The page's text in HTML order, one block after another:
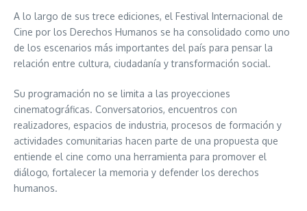
A lo largo de sus trece ediciones, el Festival Internacional de
Cine por los Derechos Humanos se ha consolidado como uno
de los escenarios más importantes del país para pensar la
relación entre cultura, ciudadanía y transformación social.
Su programación no se limita a las proyecciones
cinematográficas. Conversatorios, encuentros con
realizadores, espacios de industria, procesos de formación y
actividades comunitarias hacen parte de una propuesta que
entiende el cine como una herramienta para promover el
diálogo, fortalecer la memoria y defender los derechos
humanos.